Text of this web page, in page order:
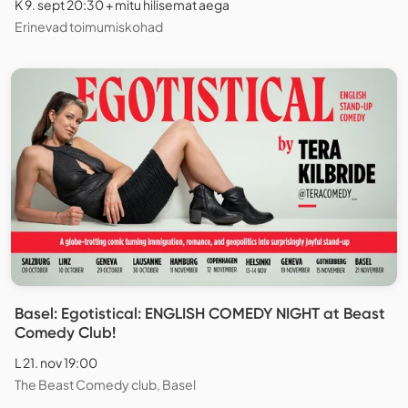
K 9. sept 20:30 + mitu hilisemat aega
Erinevad toimumiskohad
Basel: Egotistical: ENGLISH COMEDY NIGHT at Beast
Comedy Club!
L 21. nov 19:00
The Beast Comedy club, Basel